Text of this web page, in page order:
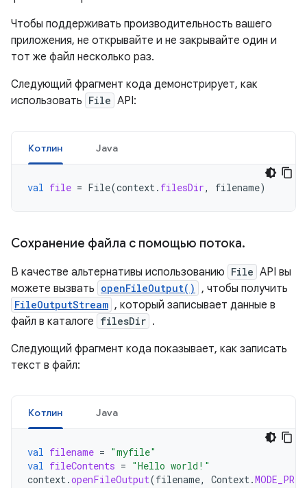
Чтобы поддерживать производительность вашего
приложения, не открывайте и не закрывайте один и
тот же файл несколько раз.
Следующий фрагмент кода демонстрирует, как
использовать File API:
Котлин Java
val file = File(context. filesDir, filename)
Сохранение файла с помощью потока.
В качестве альтернативы использованию File API вы
можете вызвать openFileOutput() , чтобы получить
FileOutputStream , который записывает данные в
файл в каталоге filesDir .
Следующий фрагмент кода показывает, как записать
текст в файл:
Котлин Java
val filename = "myfile"
val fileContents = "Hello world!"
context.openFileOutput(filename, Context.